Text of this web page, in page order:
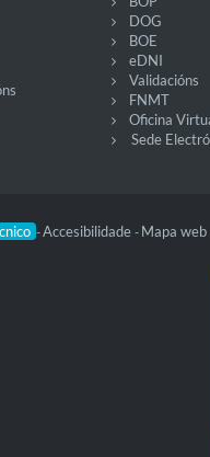
DOG
BOE
eDNI
Validacións
FNMT
Oficina
Sede
-Accesibilidade - Mapa web